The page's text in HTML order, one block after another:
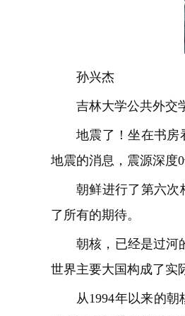
孙兴杰
吉林大学公共外交
地震了！坐在书房
地震的消息，震源深度
朝鲜进行了第六次
了所有的期待。
朝核，已经是过河
世界主要大国构成了实
从1994年以来的